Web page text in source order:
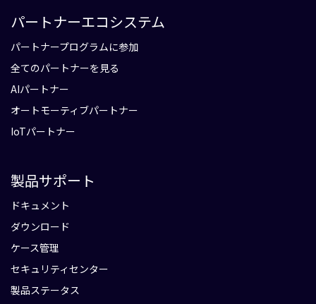
パートナーエコシステム
パートナープログラムに参加
全てのパートナーを見る
AIパートナー
オートモーティブパートナー
IoTパートナー
製品サポート
ドキュメント
ダウンロード
ケース管理
セキュリティセンター
製品ステータス